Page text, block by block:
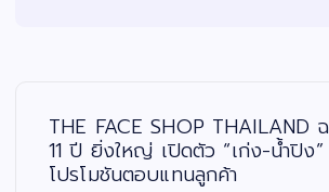
THE FACE SHOP THAILAND
11 ปี ยิ่งใหญ่ เปิดตัว “เก่ง-น้ำปิง
โปรโมชันตอบแทนลูกค้า